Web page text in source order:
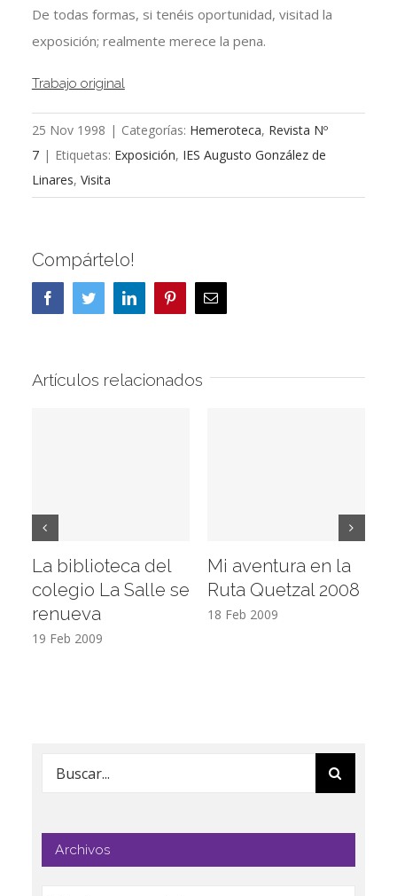
De todas formas, si tenéis oportunidad, visitad la
exposición; realmente merece la pena.
Trabajo original
25 Nov 1998 | Categorías: Hemeroteca, Revista Nº
7 | Etiquetas: Exposición, IES Augusto González de
Linares, Visita
Compártelo!
FacebookTwitterLinkedInPinterestCorreo
electrónico
Artículos relacionados
La biblioteca del
colegio La Salle se
renueva
19 Feb 2009
Mi aventura en la
Ruta Quetzal 2008
18 Feb 2009
Buscar:
Archivos